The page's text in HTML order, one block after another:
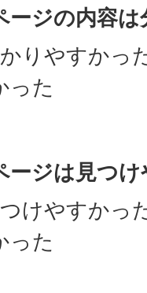
ージの内容
りやすかっ
った
ージは見つ
けやすかっ
った